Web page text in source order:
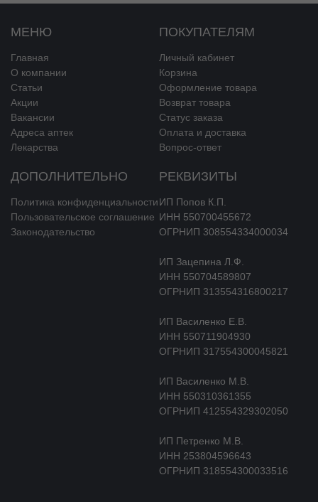
МЕНЮ
Главная
О компании
Статьи
Акции
Вакансии
Адреса аптек
Лекарства
ПОКУПАТЕЛЯМ
Личный кабинет
Корзина
Оформление товара
Возврат товара
Статус заказа
Оплата и доставка
Вопрос-ответ
ДОПОЛНИТЕЛЬНО
Политика конфиденциальности
Пользовательское соглашение
Законодательство
РЕКВИЗИТЫ
ИП Попов К.П.
ИНН 550700455672
ОГРНИП 308554334000034
ИП Зацепина Л.Ф.
ИНН 550704589807
ОГРНИП 313554316800217
ИП Василенко Е.В.
ИНН 550711904930
ОГРНИП 317554300045821
ИП Василенко М.В.
ИНН 550310361355
ОГРНИП 412554329302050
ИП Петренко М.В.
ИНН 253804596643
ОГРНИП 318554300033516